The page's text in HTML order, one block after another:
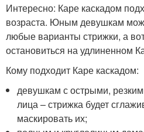
Интересно: Каре каскадом
возраста. Юным девушкам
любые варианты стрижки, а
остановиться на удлиненном
Кому подходит Каре каскадом:
девушкам с острыми,
лица – стрижка будет
маскировать их;